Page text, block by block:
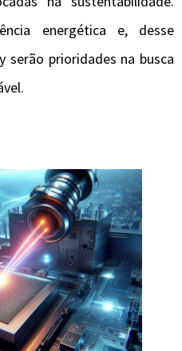
energética e, desse
serão prioridades na busca